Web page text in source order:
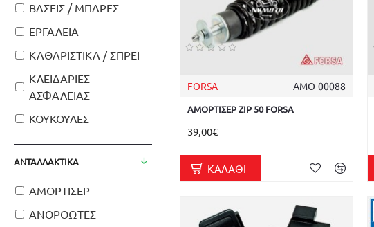
ΑΝΤΑΛΛΑΚΤΙΚΑ
ΑΜΟΡΤΙΣΕΡ
ΑΝΟΡΘΩΤΕΣ
ΒΑΣΕΙΣ / ΜΠΑΡΕΣ
ΕΡΓΑΛΕΙΑ
ΚΑΘΑΡΙΣΤΙΚΑ / ΣΠΡΕΙ
ΚΛΕΙΔΑΡΙΕΣ
ΑΣΦΑΛΕΙΑΣ
ΚΟΥΚΟΥΛΕΣ
FORSA ΑΜΟ-00088
ΑΜΟΡΤΙΣΕΡ ZIP 50 FORSA
39,00€
ΚΑΛΆΘΙ